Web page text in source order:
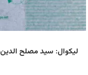
لیکوال: سید مصلح الدین